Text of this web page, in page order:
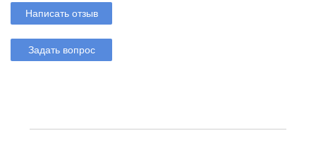
Написать отзыв
Задать вопрос